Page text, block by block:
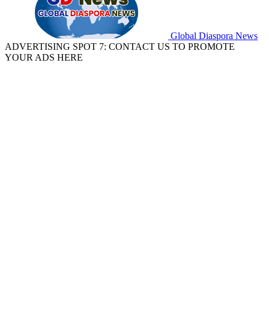
Global Diaspora News
ADVERTISING SPOT 7: CONTACT US TO PROMOTE
YOUR ADS HERE